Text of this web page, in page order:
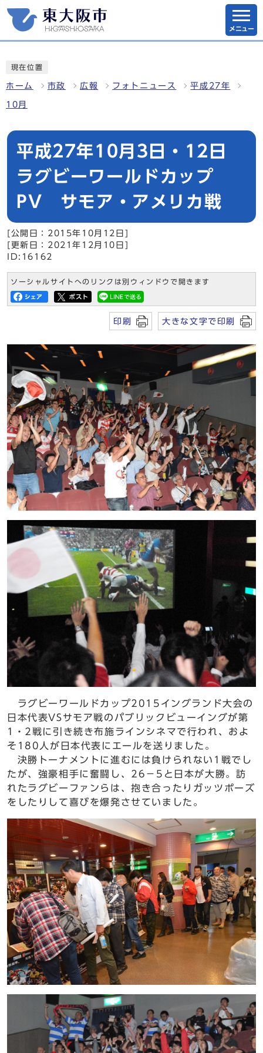
メニュー
現在位置
ホーム 市政 広報 フォトニュース 平成27年
10月
平成27年10月3日・12日
ラグビーワールドカップ
PV サモア・アメリカ戦
[公開日：2015年10月12日]
[更新日：2021年12月10日]
ID:16162
ソーシャルサイトへのリンクは別ウィンドウで開きます
印刷 大きな文字で印刷
ラグビーワールドカップ2015イングランド大会の
日本代表VSサモア戦のパブリックビューイングが第
1・2戦に引き続き布施ラインシネマで行われ、およ
そ180人が日本代表にエールを送りました。
決勝トーナメントに進むには負けられない1戦でし
たが、強豪相手に奮闘し、26－5と日本が大勝。訪
れたラグビーファンらは、抱き合ったりガッツポーズ
をしたりして喜びを爆発させていました。